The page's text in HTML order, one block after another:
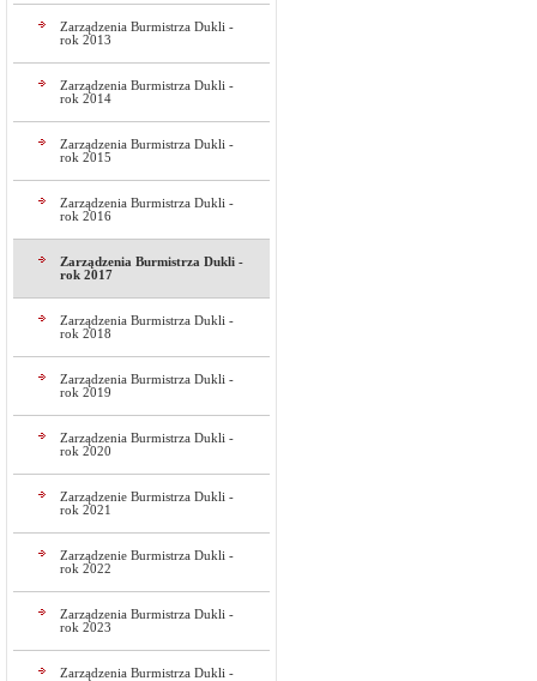
Zarządzenia Burmistrza Dukli -
rok 2013
Zarządzenia Burmistrza Dukli -
rok 2014
Zarządzenia Burmistrza Dukli -
rok 2015
Zarządzenia Burmistrza Dukli -
rok 2016
Zarządzenia Burmistrza Dukli -
rok 2017
Zarządzenia Burmistrza Dukli -
rok 2018
Zarządzenia Burmistrza Dukli -
rok 2019
Zarządzenia Burmistrza Dukli -
rok 2020
Zarządzenie Burmistrza Dukli -
rok 2021
Zarządzenie Burmistrza Dukli -
rok 2022
Zarządzenia Burmistrza Dukli -
rok 2023
Zarządzenia Burmistrza Dukli -